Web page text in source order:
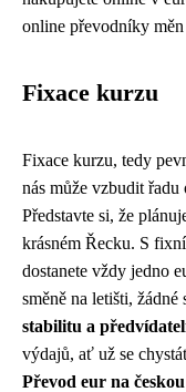
online převodníky měn
Fixace kurzu
Fixace kurzu, tedy
nás může vzbudit řadu
Představte si, že
krásném Řecku. S
dostanete vždy jedno
směně na letišti, žádné
stabilitu a
výdajů, ať už se
Převod eur na